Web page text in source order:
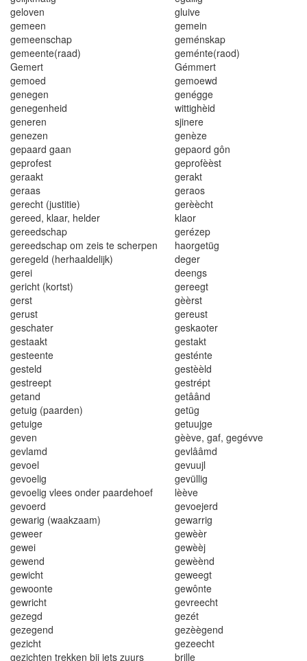
geloven
gluive
gemeen
gemein
gemeenschap
geménskap
gemeente(raad)
geménte(raod)
Gemert
Gémmert
gemoed
gemoewd
genegen
genégge
genegenheid
wittighèid
generen sjinere
genezen
genèze
gepaard gaan
gepaord gôn
geprofest
geprofèèst
geraakt
gerakt
geraas
geraos
gerecht (justitie)
gerèècht
gereed, klaar, helder
klaor
gereedschap gerézep
gereedschap om zeis te scherpen
haorgetüg
geregeld (herhaaldelijk) deger
gerei deengs
gericht (kortst)
gereegt
gerst gèèrst
gerust
gereust
geschater
geskaoter
gestaakt
gestakt
gesteente
gesténte
gesteld
gestèèld
gestreept
gestrépt
getand
getâând
getuig (paarden)
getüg
getuige
getuujge
geven
gèève, gaf, gegévve
gevlamd gevlââmd
gevoel
gevuujl
gevoelig
gevüllig
gevoelig vlees onder paardehoef
lèève
gevoerd
gevoejerd
gewarig (waakzaam)
gewarrig
geweer
gewèèr
gewei
gewèèj
gewend
gewèènd
gewicht
geweegt
gewoonte
gewônte
gewricht
gevreecht
gezegd
gezét
gezegend
gezèègend
gezicht
gezeecht
gezichten trekken bij iets zuurs brille